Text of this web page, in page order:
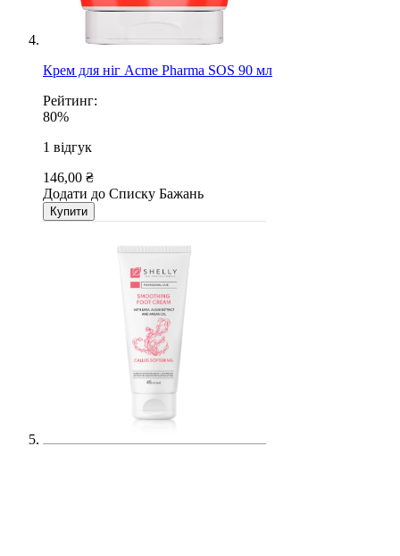
Крем для ніг Acme Pharma SOS 90 мл
Рейтинг:
80%
1 відгук
146,00 ₴
Додати до Списку Бажань
Купити